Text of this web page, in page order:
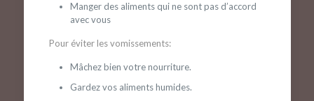
Manger des aliments qui ne sont pas d’accord
avec vous
Pour éviter les vomissements:
Mâchez bien votre nourriture.
Gardez vos aliments humides.